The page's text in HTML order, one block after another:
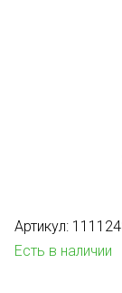
Артикул:
Есть в наличии